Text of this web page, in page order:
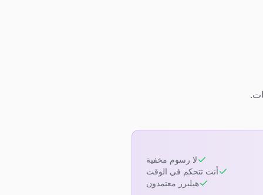
لا رسوم مخفية
أنت تتحكم في الوقت
هيلبرز معتمدون